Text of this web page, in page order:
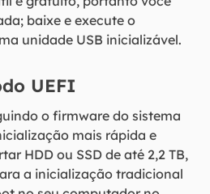
baixe e execute o
unidade USB inicializável.
UEFI
o firmware do sistema
mais rápida e
HDD ou SSD de até 2,2 TB,
a inicialização tradicional